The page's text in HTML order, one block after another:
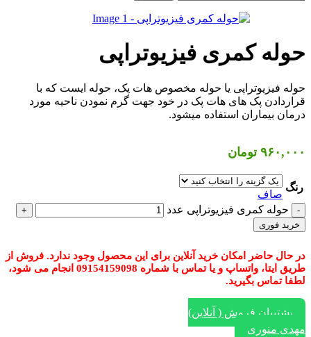
حوله کمری فیزیوتراپی
حوله فیزیوتراپی یا حوله مخصوص هات پک، حوله ایست که با
قراردادن پک های هات پک در خود جهت گرم نمودن ناحيه مورد
درمان بیماران استفاده میشود.
۹۶۰,۰۰۰ تومان
رنگ
صاف
حوله کمری فیزیوتراپی عدد
خرید فوری
در حال حاضر امکان خرید آنلاین برای این محصول وجود ندارد. فروش از
طریق ایتا، واتساپ و یا تماس با شماره 09154159098 انجام می شود،
لطفا تماس بگیرید.
پشتیبان فروش ( آنلاین)
مهدی منوری